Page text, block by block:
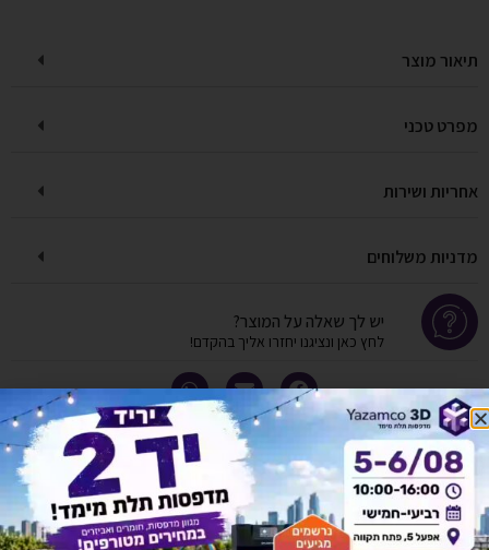
תיאור מוצר
מפרט טכני
אחריות ושירות
מדניות משלוחים
יש לך שאלה על המוצר?
לחץ כאן ונציגנו יחזרו אליך בהקדם!
אולי יעניין אותך גם